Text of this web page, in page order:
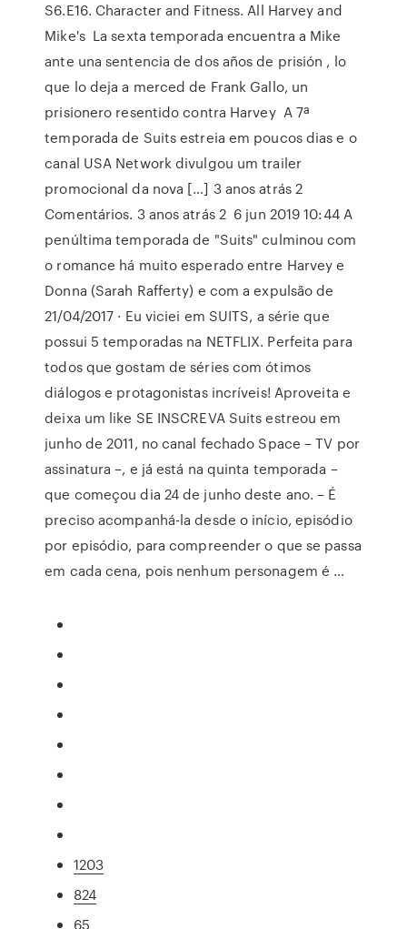
S6.E16. Character and Fitness. All Harvey and
Mike's La sexta temporada encuentra a Mike
ante una sentencia de dos años de prisión , lo
que lo deja a merced de Frank Gallo, un
prisionero resentido contra Harvey A 7ª
temporada de Suits estreia em poucos dias e o
canal USA Network divulgou um trailer
promocional da nova […] 3 anos atrás 2
Comentários. 3 anos atrás 2 6 jun 2019 10:44 A
penúltima temporada de "Suits" culminou com
o romance há muito esperado entre Harvey e
Donna (Sarah Rafferty) e com a expulsão de
21/04/2017 · Eu viciei em SUITS, a série que
possui 5 temporadas na NETFLIX. Perfeita para
todos que gostam de séries com ótimos
diálogos e protagonistas incríveis! Aproveita e
deixa um like SE INSCREVA Suits estreou em
junho de 2011, no canal fechado Space – TV por
assinatura –, e já está na quinta temporada –
que começou dia 24 de junho deste ano. – É
preciso acompanhá-la desde o início, episódio
por episódio, para compreender o que se passa
em cada cena, pois nenhum personagem é …
1203
824
65